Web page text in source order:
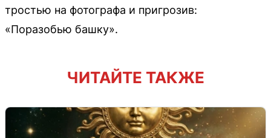
тростью на фотографа и пригрозив:
«Поразобью башку».
ЧИТАЙТЕ ТАКЖЕ